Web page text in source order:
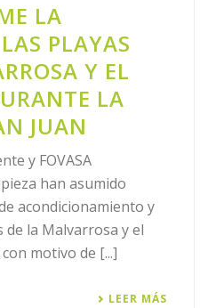
LA
PLAYAS
Y EL
LA
JUAN
y FOVASA
han asumido
acondicionamiento y
de la Malvarrosa y el
motivo de [...]
LEER MÁS